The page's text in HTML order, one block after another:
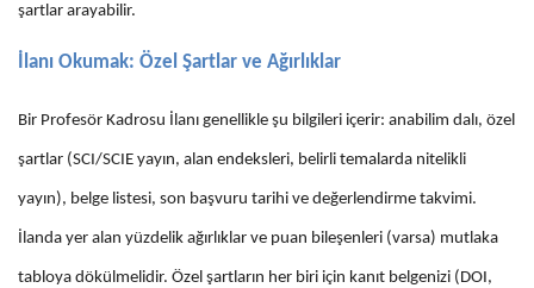
şartlar arayabilir.
İlanı Okumak: Özel Şartlar ve Ağırlıklar
Bir Profesör Kadrosu İlanı genellikle şu bilgileri içerir: anabilim dalı, özel
şartlar (SCI/SCIE yayın, alan endeksleri, belirli temalarda nitelikli
yayın), belge listesi, son başvuru tarihi ve değerlendirme takvimi.
İlanda yer alan yüzdelik ağırlıklar ve puan bileşenleri (varsa) mutlaka
tabloya dökülmelidir. Özel şartların her biri için kanıt belgenizi (DOI,